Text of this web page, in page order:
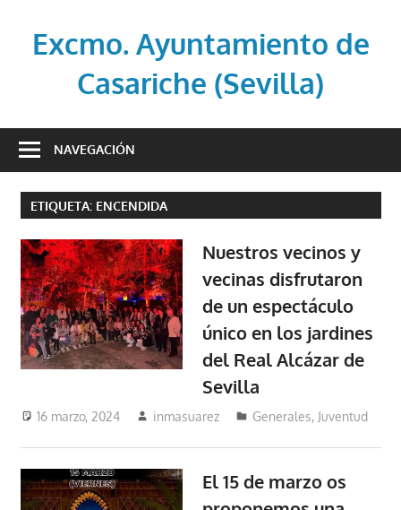
contenidoExcmo. Ayuntamiento de
Casariche (Sevilla)
oficial
Ayuntamiento
de
Casariche
(Sevilla)
NAVEGACIÓN
ETIQUETA: ENCENDIDA
Nuestros vecinos y
vecinas disfrutaron
de un espectáculo
único en los jardines
del Real Alcázar de
Sevilla
16 marzo, 2024 inmasuarez Generales, Juventud
El 15 de marzo os